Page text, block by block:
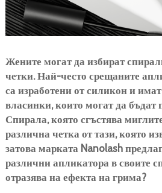
Жените могат да избират
четки. Най-често срещаните
са изработени от силикон и имат
власинки, които могат да бъдат
Спирала, която сгъстява
различна четка от тази, която
затова марката Nanolash
различни апликатора в своите
отразява на ефекта на грима?